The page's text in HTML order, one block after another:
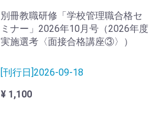
別冊教職研修「学校管理職合格セ
ミナー」2026年10月号（2026年度
実施選考〈面接合格講座③〉）
[刊行日]2026-09-18
¥ 1,100